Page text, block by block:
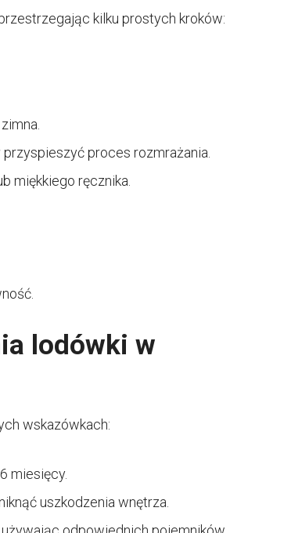
kilku prostych kroków:
proces rozmrażania.
miękkiego ręcznika.
lodówki w
wskazówkach:
miesięcy.
uszkodzenia wnętrza.